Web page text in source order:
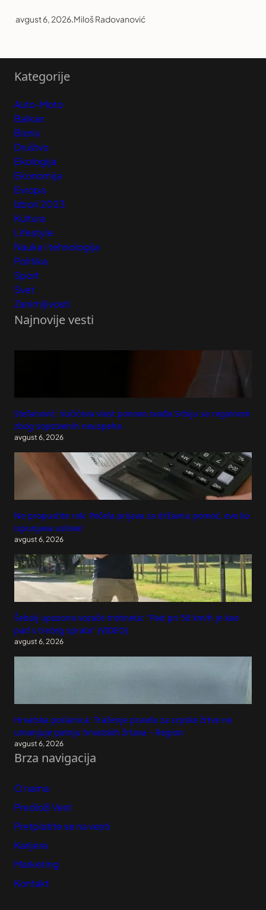
avgust 6, 2026.Miloš Radovanović
Kategorije
Auto-Moto
Balkan
Biznis
Društvo
Ekologija
Ekonomija
Evropa
Izbori 2023
Kultura
Lifestyle
Nauka i tehnologija
Politika
Sport
Svet
Zanimljivosti
Najnovije vesti
Stefanović: Vučićeva vlast ponovo svađa Srbiju sa regionom
zbog sopstvenih neuspeha
avgust 6, 2026
Ne propustite rok: Počela prijava za državnu pomoć, evo ko
ispunjava uslove!
avgust 6, 2026
Šebalj upozorio vozače trotineta: "Pad pri 50 km/h je kao
pad s trećeg sprata" (VIDEO)
avgust 6, 2026
Hrvatska poslanica: Traženje pravde za srpske žrtve ne
umanjuje patnju hrvatskih žrtava – Region
avgust 6, 2026
Brza navigacija
O nama
Predloži Vest
Pretplatite se na vesti
Karijera
Marketing
Kontakt